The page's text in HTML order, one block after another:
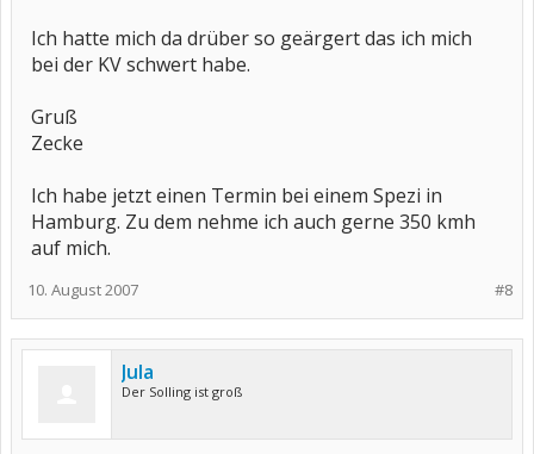
Ich hatte mich da drüber so geärgert das ich mich
bei der KV schwert habe.
Gruß
Zecke
Ich habe jetzt einen Termin bei einem Spezi in
Hamburg. Zu dem nehme ich auch gerne 350 kmh
auf mich.
#8
10. August 2007
Jula
Der Solling ist groß